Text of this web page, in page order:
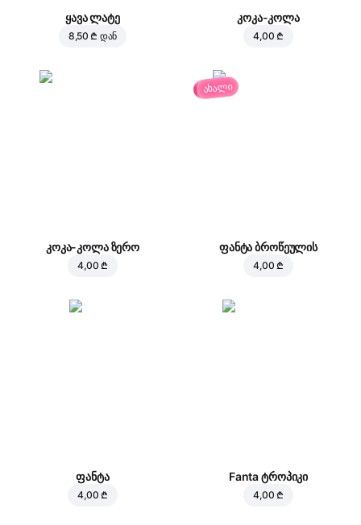
ყავა ლატე
8,50 ₾ დან
კოკა-კოლა
4,00 ₾
კოკა-კოლა ზერო
4,00 ₾
ახალი
ფანტა ბროწეულის
4,00 ₾
ფანტა
4,00 ₾
Fanta ტროპიკი
4,00 ₾